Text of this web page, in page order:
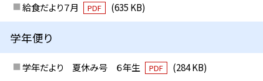
給食だより７月 PDF (635 KB)
学年便り
学年だより 夏休み号 ６年生 PDF
(284 KB)